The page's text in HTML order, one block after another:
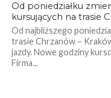
Od poniedziałku
kursujących na trasie
Od najbliższego
trasie Chrzanów –
jazdy. Nowe godziny
Firma...